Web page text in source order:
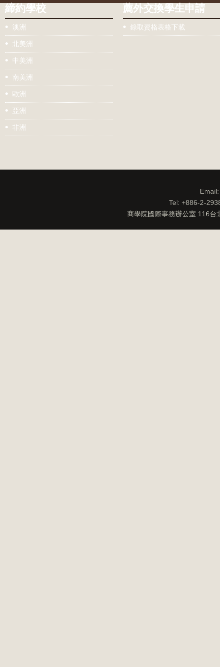
締約學校
澳洲
北美洲
中美洲
南美洲
歐洲
亞洲
非洲
薦外交換學生申請
錄取資格表格下載
Tel: +886-2-
商學院國際事務辦公室 116台